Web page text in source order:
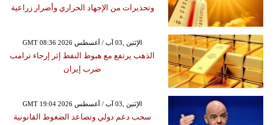
وتحذيرات من الإجهاد الحراري وأضرار زراعية
GMT 08:36 2026 الإثنين ,03 آب / أغسطس
الذهب يرتفع مع هبوط النفط إثر إرجاء ترامب
ضرب إيران
GMT 19:04 2026 الإثنين ,03 آب / أغسطس
سحب دعم دولي وتصاعد الضغوط القانونية